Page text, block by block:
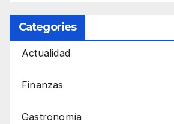
Categories
Actualidad
Finanzas
Gastronomía